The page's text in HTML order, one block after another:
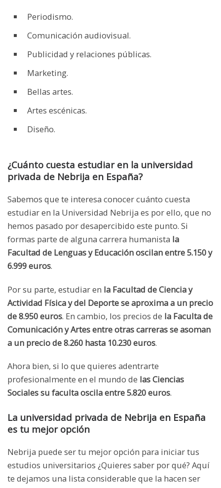
Periodismo.
Comunicación audiovisual.
Publicidad y relaciones públicas.
Marketing.
Bellas artes.
Artes escénicas.
Diseño.
¿Cuánto cuesta estudiar en la universidad
privada de Nebrija en España?
Sabemos que te interesa conocer cuánto cuesta
estudiar en la Universidad Nebrija es por ello, que no
hemos pasado por desapercibido este punto. Si
formas parte de alguna carrera humanista la
Facultad de Lenguas y Educación oscilan entre 5.150 y
6.999 euros.
Por su parte, estudiar en la Facultad de Ciencia y
Actividad Física y del Deporte se aproxima a un precio
de 8.950 euros. En cambio, los precios de la Faculta de
Comunicación y Artes entre otras carreras se asoman
a un precio de 8.260 hasta 10.230 euros.
Ahora bien, si lo que quieres adentrarte
profesionalmente en el mundo de las Ciencias
Sociales su faculta oscila entre 5.820 euros.
La universidad privada de Nebrija en España
es tu mejor opción
Nebrija puede ser tu mejor opción para iniciar tus
estudios universitarios ¿Quieres saber por qué? Aquí
te dejamos una lista considerable que la hacen ser